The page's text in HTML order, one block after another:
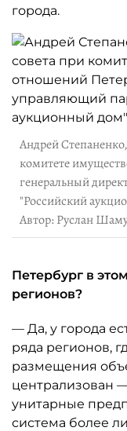
города.
Андрей
комитете
генеральный
"Российский
Автор: Руслан
Петербург в
регионов?
— Да, у города
ряда регионов,
размещения
централизован
унитарные
система более